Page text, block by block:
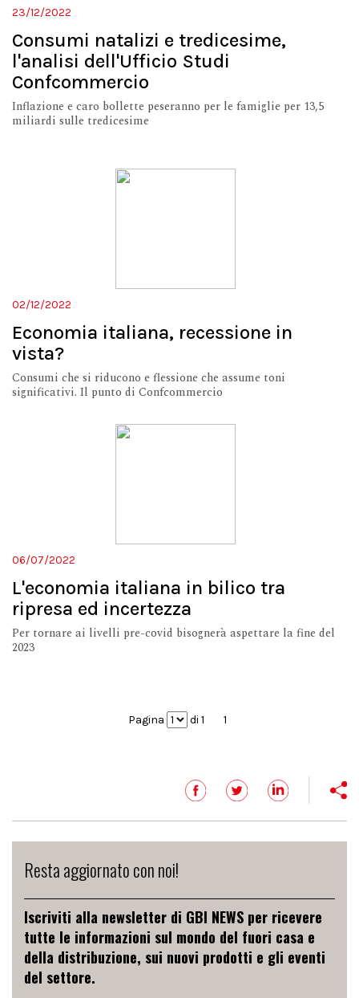
23/12/2022
Consumi natalizi e tredicesime,
l'analisi dell'Ufficio Studi
Confcommercio
Inflazione e caro bollette peseranno per le famiglie per 13,5
miliardi sulle tredicesime
02/12/2022
Economia italiana, recessione in
vista?
Consumi che si riducono e flessione che assume toni
significativi. Il punto di Confcommercio
06/07/2022
L'economia italiana in bilico tra
ripresa ed incertezza
Per tornare ai livelli pre-covid bisognerà aspettare la fine del
2023
Pagina di 1 1
Resta aggiornato con noi!
Iscriviti alla newsletter di GBI NEWS per ricevere
tutte le informazioni sul mondo del fuori casa e
della distribuzione, sui nuovi prodotti e gli eventi
del settore.